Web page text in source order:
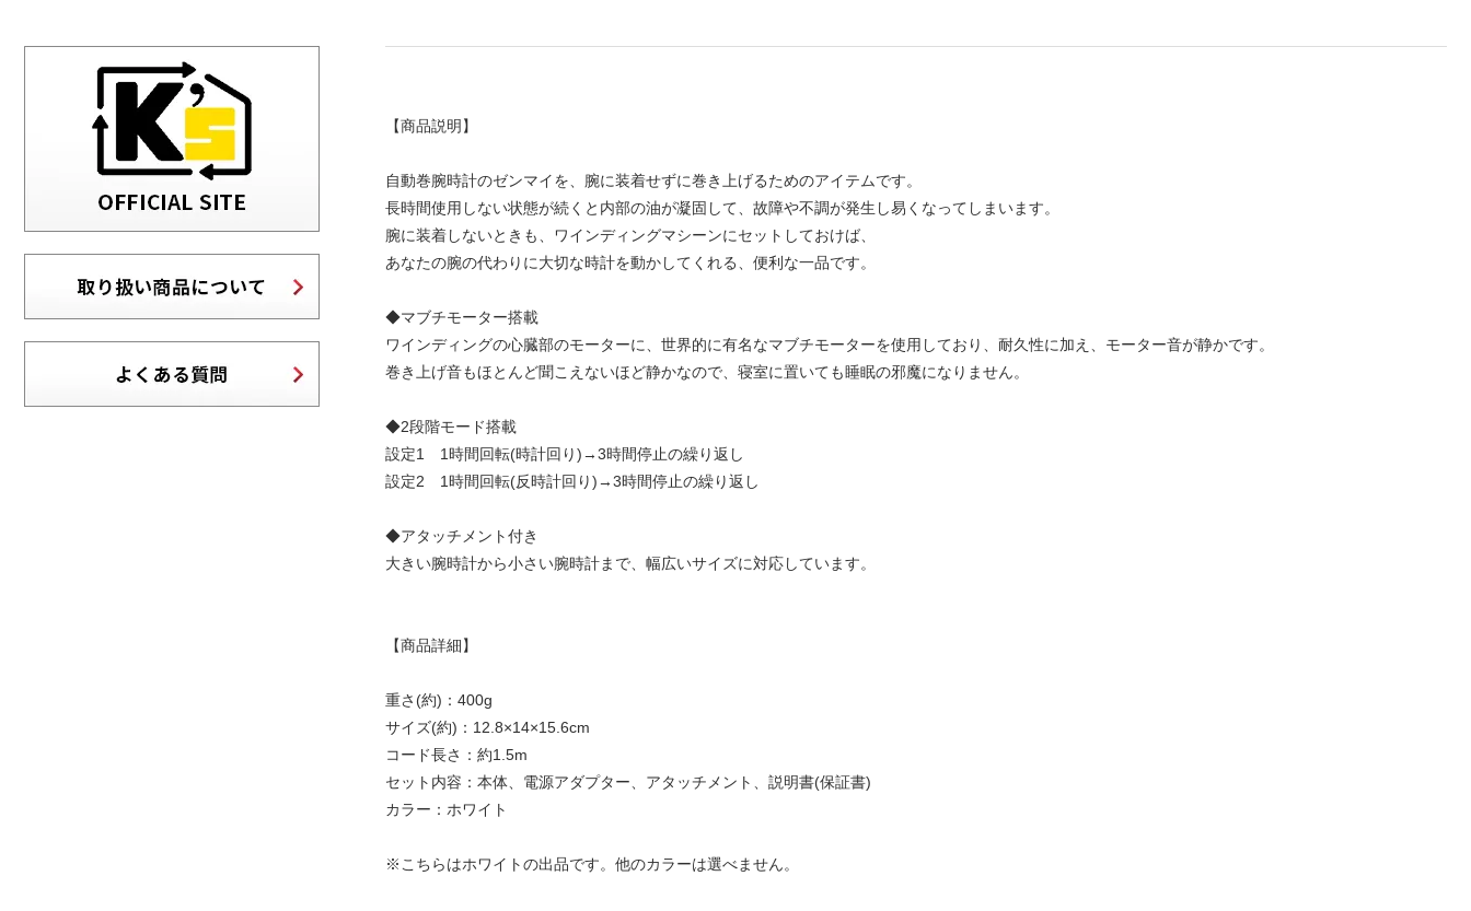
【商品説明】
自動巻腕時計のゼンマイを、腕に装着せずに巻き上げるためのアイテムです。
長時間使用しない状態が続くと内部の油が凝固して、故障や不調が発生し易くなってしまいます。
腕に装着しないときも、ワインディングマシーンにセットしておけば、
あなたの腕の代わりに大切な時計を動かしてくれる、便利な一品です。
◆マブチモーター搭載
ワインディングの心臓部のモーターに、世界的に有名なマブチモーターを使用しており、耐久性に加え、モーター音が静かです。
巻き上げ音もほとんど聞こえないほど静かなので、寝室に置いても睡眠の邪魔になりません。
◆2段階モード搭載
設定1 1時間回転(時計回り)→3時間停止の繰り返し
設定2 1時間回転(反時計回り)→3時間停止の繰り返し
◆アタッチメント付き
大きい腕時計から小さい腕時計まで、幅広いサイズに対応しています。
【商品詳細】
重さ(約)：400g
サイズ(約)：12.8×14×15.6cm
コード長さ：約1.5m
セット内容：本体、電源アダプター、アタッチメント、説明書(保証書)
カラー：ホワイト
※こちらはホワイトの出品です。他のカラーは選べません。